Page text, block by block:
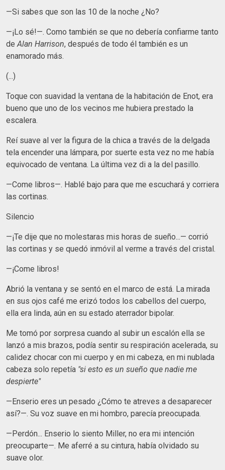
—Si sabes que son las 10 de la noche ¿No?
—¡Lo sé!—. Como también se que no debería confiarme tanto
de Alan Harrison, después de todo él también es un
enamorado más.
(...)
Toque con suavidad la ventana de la habitación de Enot, era
bueno que uno de los vecinos me hubiera prestado la
escalera.
Reí suave al ver la figura de la chica a través de la delgada
tela encender una lámpara, por suerte esta vez no me había
equivocado de ventana. La última vez di a la del pasillo.
—Come libros—. Hablé bajo para que me escuchará y corriera
las cortinas.
Silencio
—¡Te dije que no molestaras mis horas de sueño...— corrió
las cortinas y se quedó inmóvil al verme a través del cristal.
—¡Come libros!
Abrió la ventana y se sentó en el marco de está. La mirada
en sus ojos café me erizó todos los cabellos del cuerpo,
ella era linda, aún en su estado aterrador bipolar.
Me tomó por sorpresa cuando al subir un escalón ella se
lanzó a mis brazos, podía sentir su respiración acelerada, su
calidez chocar con mi cuerpo y en mi cabeza, en mi nublada
cabeza solo repetía "si esto es un sueño que nadie me
despierte"
—Enserio eres un pesado ¿Cómo te atreves a desaparecer
así?—. Su voz suave en mi hombro, parecía preocupada.
—Perdón... Enserio lo siento Miller, no era mi intención
preocuparte—. Me aferré a su cintura, había olvidado su
suave olor.